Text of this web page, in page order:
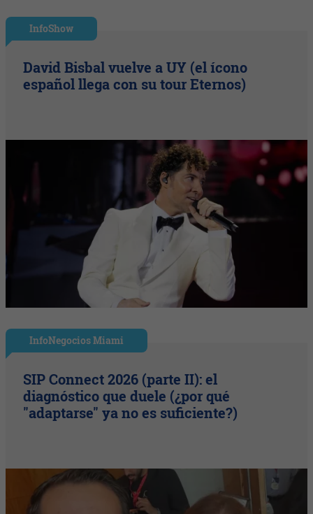
InfoShow
David Bisbal vuelve a UY (el ícono
español llega con su tour Eternos)
InfoNegocios Miami
SIP Connect 2026 (parte II): el
diagnóstico que duele (¿por qué
"adaptarse" ya no es suficiente?)